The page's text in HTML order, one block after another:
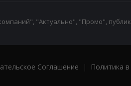
"Актуально", "Промо",
Соглашение |
Политика